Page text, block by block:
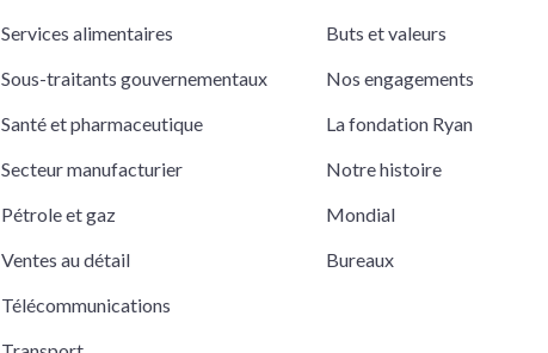
Services alimentaires
Sous-traitants gouvernementaux
Santé et pharmaceutique
Secteur manufacturier
Pétrole et gaz
Ventes au détail
Télécommunications
Buts et valeurs
Nos engagements
La fondation Ryan
Notre histoire
Mondial
Bureaux